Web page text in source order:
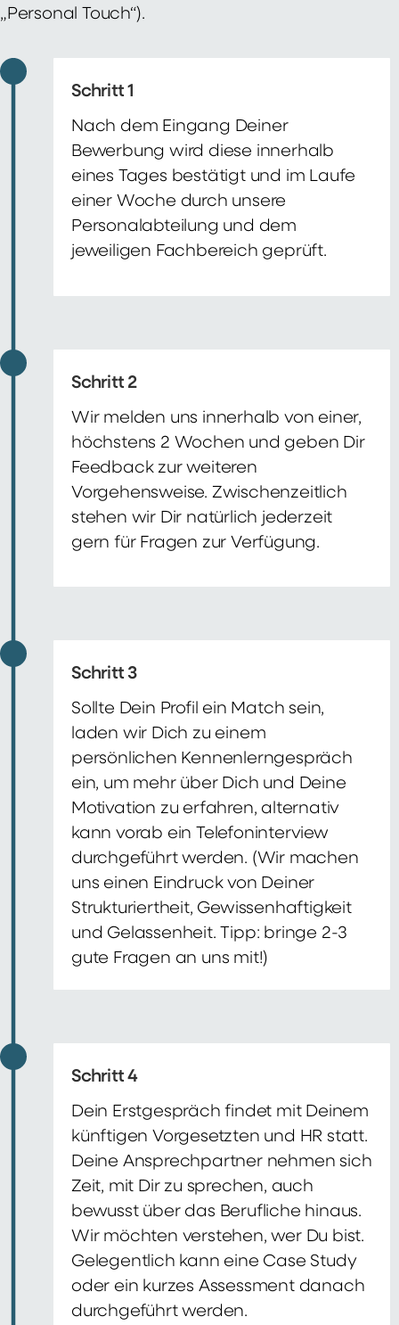
„Personal Touch“).
Schritt 1
Nach dem Eingang Deiner
Bewerbung wird diese innerhalb
eines Tages bestätigt und im Laufe
einer Woche durch unsere
Personalabteilung und dem
jeweiligen Fachbereich geprüft.
Schritt 2
Wir melden uns innerhalb von einer,
höchstens 2 Wochen und geben Dir
Feedback zur weiteren
Vorgehensweise. Zwischenzeitlich
stehen wir Dir natürlich jederzeit
gern für Fragen zur Verfügung.
Schritt 3
Sollte Dein Profil ein Match sein,
laden wir Dich zu einem
persönlichen Kennenlerngespräch
ein, um mehr über Dich und Deine
Motivation zu erfahren, alternativ
kann vorab ein Telefoninterview
durchgeführt werden. (Wir machen
uns einen Eindruck von Deiner
Strukturiertheit, Gewissenhaftigkeit
und Gelassenheit. Tipp: bringe 2-3
gute Fragen an uns mit!)
Schritt 4
Dein Erstgespräch findet mit Deinem
künftigen Vorgesetzten und HR statt.
Deine Ansprechpartner nehmen sich
Zeit, mit Dir zu sprechen, auch
bewusst über das Berufliche hinaus.
Wir möchten verstehen, wer Du bist.
Gelegentlich kann eine Case Study
oder ein kurzes Assessment danach
durchgeführt werden.